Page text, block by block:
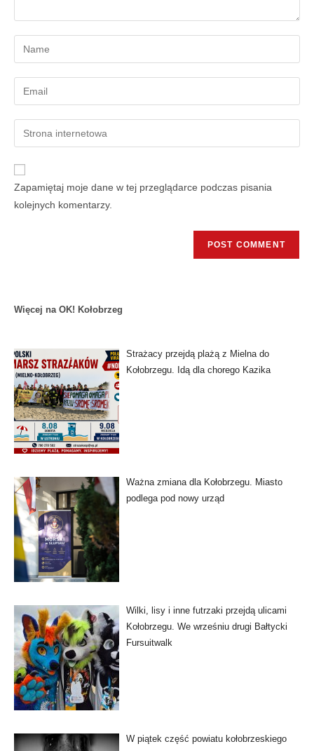
Zapamiętaj moje dane w tej przeglądarce podczas pisania
kolejnych komentarzy.
Więcej na OK! Kołobrzeg
Strażacy przejdą plażą z Mielna do
Kołobrzegu. Idą dla chorego Kazika
Ważna zmiana dla Kołobrzegu. Miasto
podlega pod nowy urząd
Wilki, lisy i inne futrzaki przejdą ulicami
Kołobrzegu. We wrześniu drugi Bałtycki
Fursuitwalk
W piątek część powiatu kołobrzeskiego